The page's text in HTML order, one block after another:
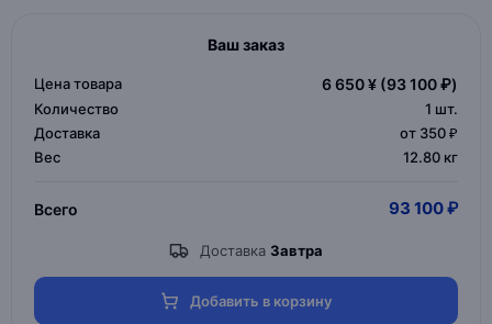
Ваш заказ
Цена товара 6 650 ¥ (93 100 ₽)
Количество 1 шт.
Доставка
от 350 ₽
Вес
12.80 кг
Всего 93 100 ₽
Доставка Завтра
Добавить в корзину